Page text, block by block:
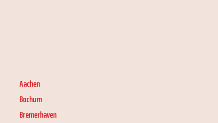
Aachen
Bochum
Bremerhaven